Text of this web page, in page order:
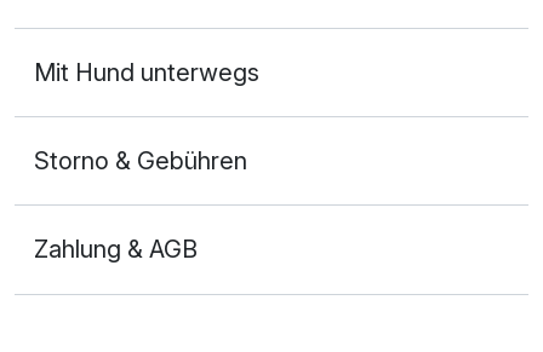
Mit Hund unterwegs
Storno & Gebühren
Zahlung & AGB